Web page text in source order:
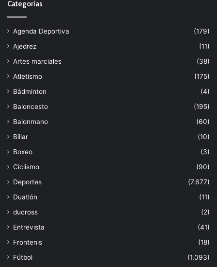
Categorías
Agenda Deportiva
(179)
Ajedrez
(11)
Artes marciales
(38)
Atletismo
(175)
Bádminton
(4)
Baloncesto
(195)
Balonmano
(60)
Billar
(10)
Boxeo
(3)
Ciclismo
(90)
Deportes
(7.677)
Duatlón
(11)
ducross
(2)
Entrevista
(41)
Frontenis
(18)
Fútbol
(1.093)